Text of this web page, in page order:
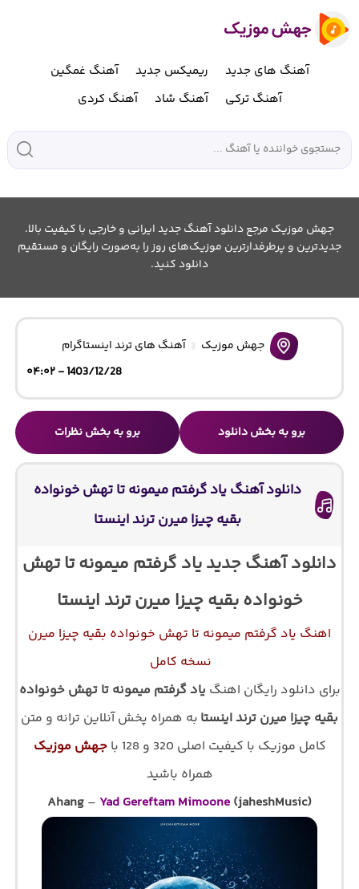
آهنگ های جدید ریمیکس جدید
آهنگ غمگین
آهنگ ترکی
آهنگ شاد آهنگ کردی
جهش موزیک مرجع دانلود آهنگ جدید ایرانی و خارجی با کیفیت بالا.
جدیدترین و پرطرفدارترین موزیک‌های روز را به‌صورت رایگان و مستقیم
دانلود کنید.
جهش موزیک
آهنگ های ترند اینستاگرام
1403/12/28 - ۰۴:۰۲
برو به بخش دانلود برو به بخش نظرات
دانلود آهنگ یاد گرفتم میمونه تا تهش خونواده
بقیه چیزا میرن ترند اینستا
دانلود آهنگ جدید یاد گرفتم میمونه تا تهش
خونواده بقیه چیزا میرن ترند اینستا
اهنگ یاد گرفتم میمونه تا تهش خونواده بقیه چیزا میرن
نسخه کامل
برای دانلود رایگان اهنگ یاد گرفتم میمونه تا تهش خونواده
بقیه چیزا میرن ترند اینستا به همراه پخش آنلاین ترانه و متن
کامل موزیک با کیفیت اصلی 320 و 128 با
جهش موزیک
همراه باشید
Ahang – Yad Gereftam Mimoone (jaheshMusic)